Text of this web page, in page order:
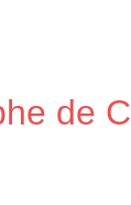
de